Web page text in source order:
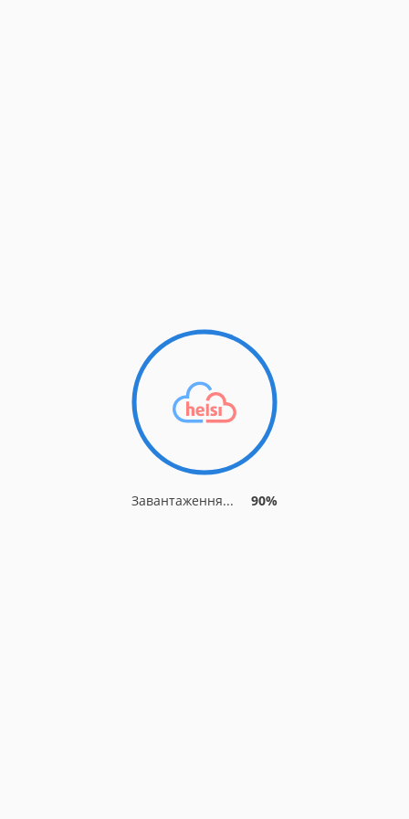
Завантаження... 90%